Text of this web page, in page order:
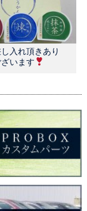
入れ頂きあり
います